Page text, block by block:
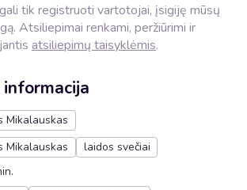
tik registruoti vartotojai, įsigiję mūsų
Atsiliepimai renkami, peržiūrimi ir
atsiliepimų taisyklėmis.
Mikalauskas
Mikalauskas
laidos svečiai